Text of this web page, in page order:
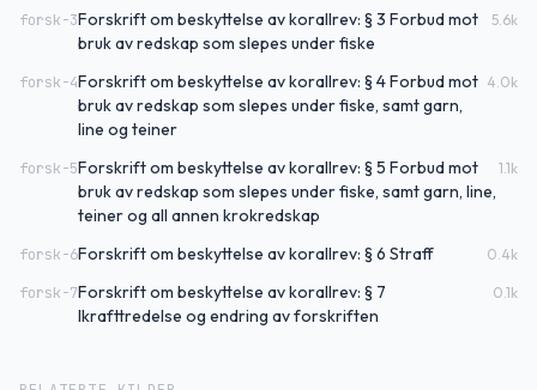
forsk-3Forskrift om beskyttelse av korallrev: § 3 Forbud mot
bruk av redskap som slepes under fiske
5.6k
forsk-4Forskrift om beskyttelse av korallrev: § 4 Forbud mot
bruk av redskap som slepes under fiske, samt garn,
line og teiner
4.0k
forsk-5Forskrift om beskyttelse av korallrev: § 5 Forbud mot
bruk av redskap som slepes under fiske, samt garn, line,
teiner og all annen krokredskap
1.1k
forsk-6Forskrift om beskyttelse av korallrev: § 6 Straff 0.4k
forsk-7Forskrift om beskyttelse av korallrev: § 7
Ikrafttredelse og endring av forskriften
0.1k